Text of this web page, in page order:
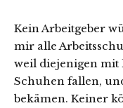
Kein Arbeitgeber
mir alle
weil diejenigen mit
Schuhen fallen,
bekämen. Keiner